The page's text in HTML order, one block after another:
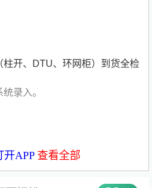
开、DTU、环网柜）到货全检
录入。
周岁及以下；2、身体健康，
，具有良好的沟通能力；
开APP查看全部